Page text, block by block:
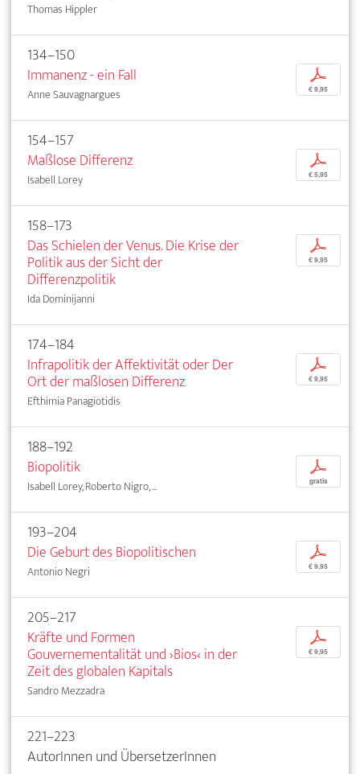
Thomas Hippler
134–150
Immanenz - ein Fall
Anne Sauvagnargues
p
€ 9,95
154–157
Maßlose Differenz
Isabell Lorey
p
€ 5,95
158–173
Das Schielen der Venus. Die Krise der
Politik aus der Sicht der
Differenzpolitik
Ida Dominijanni
p
€ 9,95
174–184
Infrapolitik der Affektivität oder Der
Ort der maßlosen Differenz
Efthimia Panagiotidis
p
€ 9,95
188–192
Biopolitik
Isabell Lorey, Roberto Nigro, ...
p
gratis
193–204
Die Geburt des Biopolitischen
Antonio Negri
p
€ 9,95
205–217
Kräfte und Formen
Gouvernementalität und ›Bios‹ in der
Zeit des globalen Kapitals
Sandro Mezzadra
p
€ 9,95
221–223
AutorInnen und ÜbersetzerInnen